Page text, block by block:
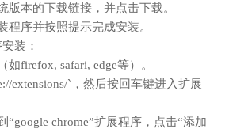
版本的下载链接，并点击下载。
程序并按照提示完成安装。
装：
firefox, safari, edge等）。
extensions/`，然后按回车键进入扩展
“google chrome”扩展程序，点击“添加